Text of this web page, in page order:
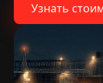
Узнать